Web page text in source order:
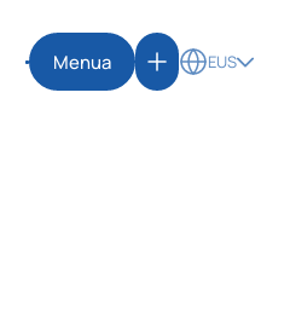
Menua EUS